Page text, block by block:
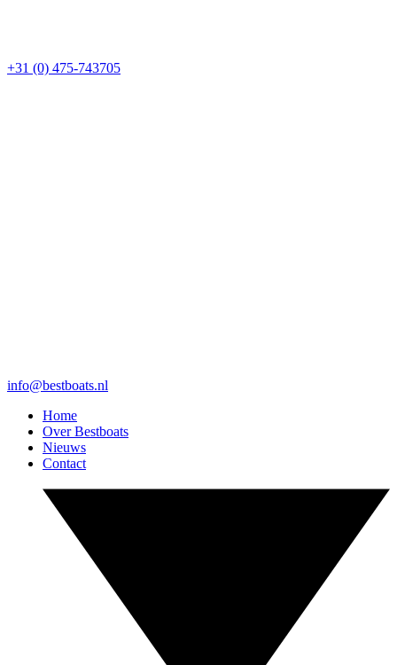
+31 (0) 475-743705
info@bestboats.nl
Home
Over Bestboats
Nieuws
Contact